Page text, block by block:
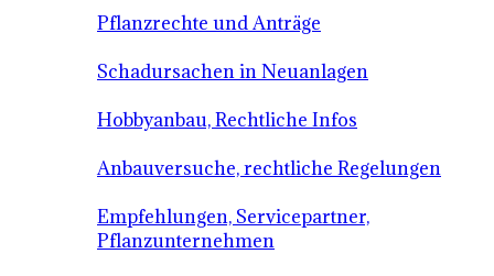
Pflanzrechte und Anträge
Schadursachen in Neuanlagen
Hobbyanbau, Rechtliche Infos
Anbauversuche, rechtliche Regelungen
Empfehlungen, Servicepartner,
Pflanzunternehmen